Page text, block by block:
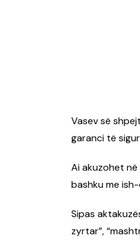
Vasev së
garanci të
Ai akuzohet
bashku me
Sipas
zyrtar”,